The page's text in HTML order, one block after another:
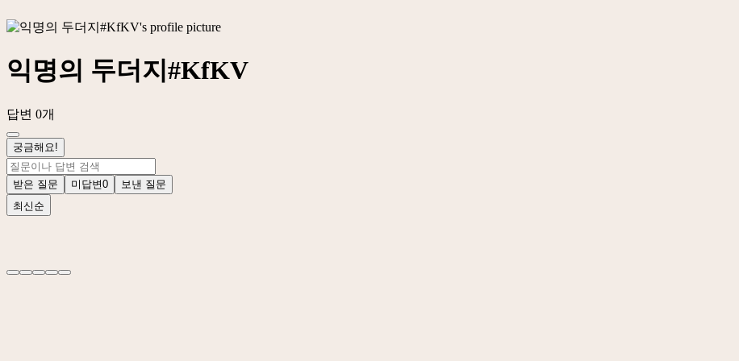
익명의 두더지#KfKV
답변 0개
궁금해요!
받은 질문 미답변0
보낸 질문
최신순